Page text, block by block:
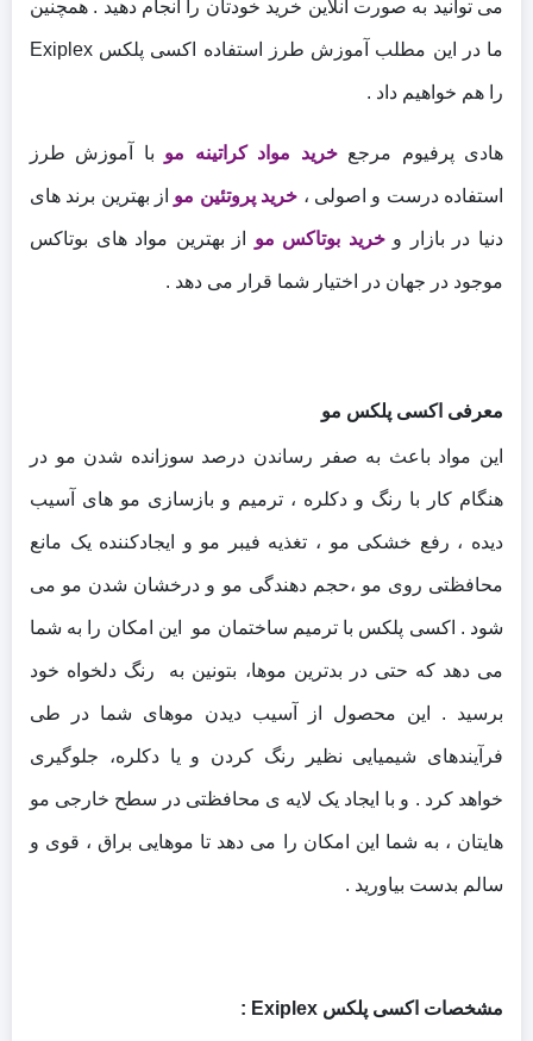
می توانید به صورت آنلاین خرید خودتان را انجام دهید . همچنین
ما در این مطلب آموزش طرز استفاده اکسی پلکس Exiplex
را هم خواهیم داد .
هادی پرفیوم مرجعخرید مواد کراتینه مو با آموزش طرز
استفاده درست و اصولی ، خرید پروتئین مو از بهترین برند های
دنیا در بازار وخرید بوتاکس مو از بهترین مواد های بوتاکس
موجود در جهان در اختیار شما قرار می دهد .
معرفی اکسی پلکس مو
این مواد باعث به صفر رساندن درصد سوزانده شدن مو در
هنگام کار با رنگ و دکلره ، ترمیم و بازسازی مو های آسیب
دیده ، رفع خشکی مو ، تغذیه فیبر مو و ایجادکننده یک مانع
محافظتی روی مو ،حجم دهندگی مو و درخشان شدن مو می
شود . اکسی پلکس با ترمیم ساختمان مو این امکان را به شما
می دهد که حتی در بدترین موها، بتونین به رنگ دلخواه خود
برسید . این محصول از آسیب دیدن موهای شما در طی
فرآیندهای شیمیایی نظیر رنگ کردن و یا دکلره، جلوگیری
خواهد کرد . و با ایجاد یک لایه ی محافظتی در سطح خارجی مو
هایتان ، به شما این امکان را می دهد تا موهایی براق ، قوی و
سالم بدست بیاورید .
مشخصات اکسی پلکس Exiplex :